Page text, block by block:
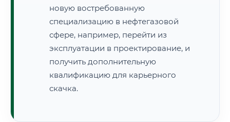
новую востребованную
специализацию в нефтегазовой
сфере, например, перейти из
эксплуатации в проектирование, и
получить дополнительную
квалификацию для карьерного
скачка.